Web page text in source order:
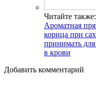
Читайте также:
Ароматная
корица при
принимать
в крови
Добавить комментарий